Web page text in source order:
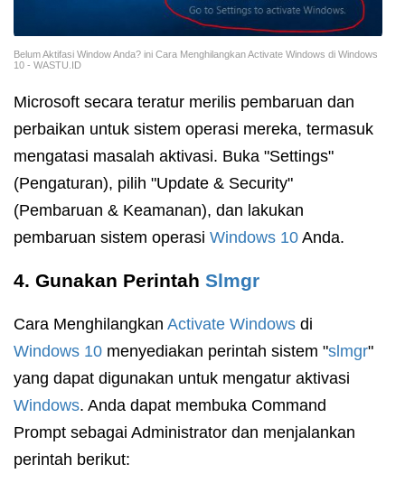
Belum Aktifasi Window Anda? ini Cara Menghilangkan Activate Windows di Windows
10 - WASTU.ID
Microsoft secara teratur merilis pembaruan dan
perbaikan untuk sistem operasi mereka, termasuk
mengatasi masalah aktivasi. Buka "Settings"
(Pengaturan), pilih "Update & Security"
(Pembaruan & Keamanan), dan lakukan
pembaruan sistem operasi Windows 10 Anda.
4. Gunakan Perintah Slmgr
Cara Menghilangkan Activate Windows di
Windows 10 menyediakan perintah sistem "slmgr"
yang dapat digunakan untuk mengatur aktivasi
Windows. Anda dapat membuka Command
Prompt sebagai Administrator dan menjalankan
perintah berikut: